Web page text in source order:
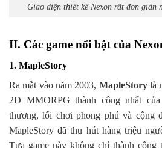
Giao diện thiết kế Nexon rất đơn giản
II. Các game nổi bật của
1. MapleStory
Ra mắt vào năm 2003, MapleStorylà
2D MMORPG thành công nhất
thương, lối chơi phong phú và cộng
MapleStory đã thu hút hàng triệu
Tựa game này không chỉ thành công